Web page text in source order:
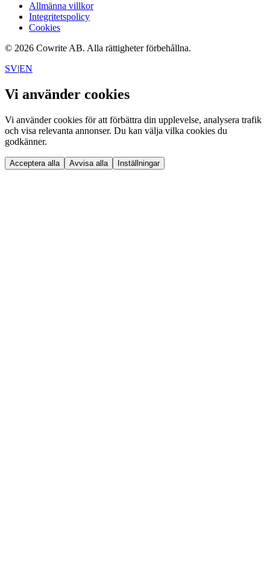
Allmänna villkor
Integritetspolicy
Cookies
© 2026 Cowrite AB. Alla rättigheter förbehållna.
SV|EN
Vi använder cookies
Vi använder cookies för att förbättra din upplevelse, analysera trafik
och visa relevanta annonser. Du kan välja vilka cookies du
godkänner.
Acceptera alla Avvisa alla Inställningar